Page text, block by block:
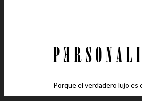
Porque el verdadero lujo es